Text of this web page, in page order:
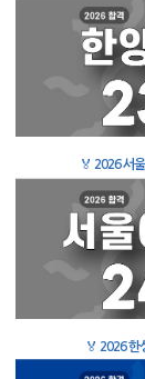
🏅 2026 서
🏅 2026 한